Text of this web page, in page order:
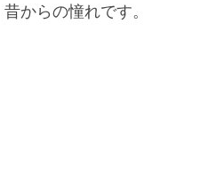
からの憧れです。